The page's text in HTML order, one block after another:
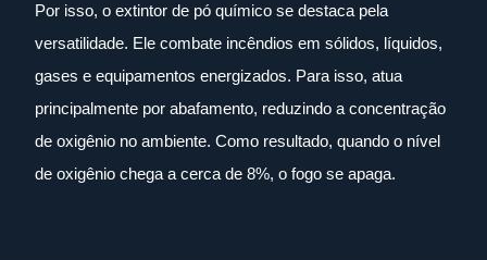
Por isso, o extintor de pó químico se destaca pela
versatilidade. Ele combate incêndios em sólidos, líquidos,
gases e equipamentos energizados. Para isso, atua
principalmente por abafamento, reduzindo a concentração
de oxigênio no ambiente. Como resultado, quando o nível
de oxigênio chega a cerca de 8%, o fogo se apaga.